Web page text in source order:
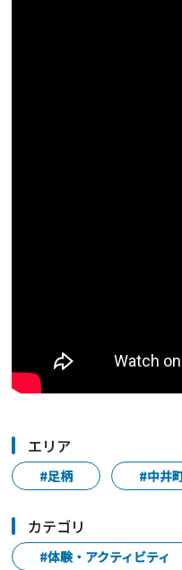
エリア
#足柄 #中井
カテゴリ
#体験・アクティビティ